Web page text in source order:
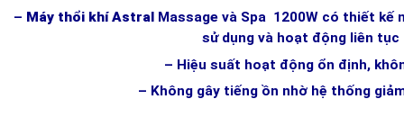
– Máy thổi khí AstralMassage và Spa 1200W có thiết kế
sử dụng và hoạt động liên tục
– Hiệu suất hoạt động ổn định,
– Không gây tiếng ồn nhờ hệ thống